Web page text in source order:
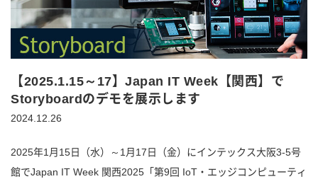
【2025.1.15～17】Japan IT Week【関西】で
Storyboardのデモを展示します
2024.12.26
2025年1月15日（水）～1月17日（金）にインテックス大阪3-5号
館でJapan IT Week 関西2025「第9回 IoT・エッジコンピューティ